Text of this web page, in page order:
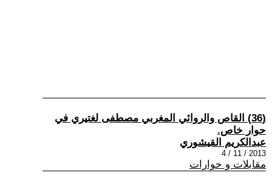
(36) القاص والروائي المغربي مصطفى لغتيري في
حوار خاص.
عبدالكريم القيشوري
2013 / 11 / 4
مقابلات و حوارات